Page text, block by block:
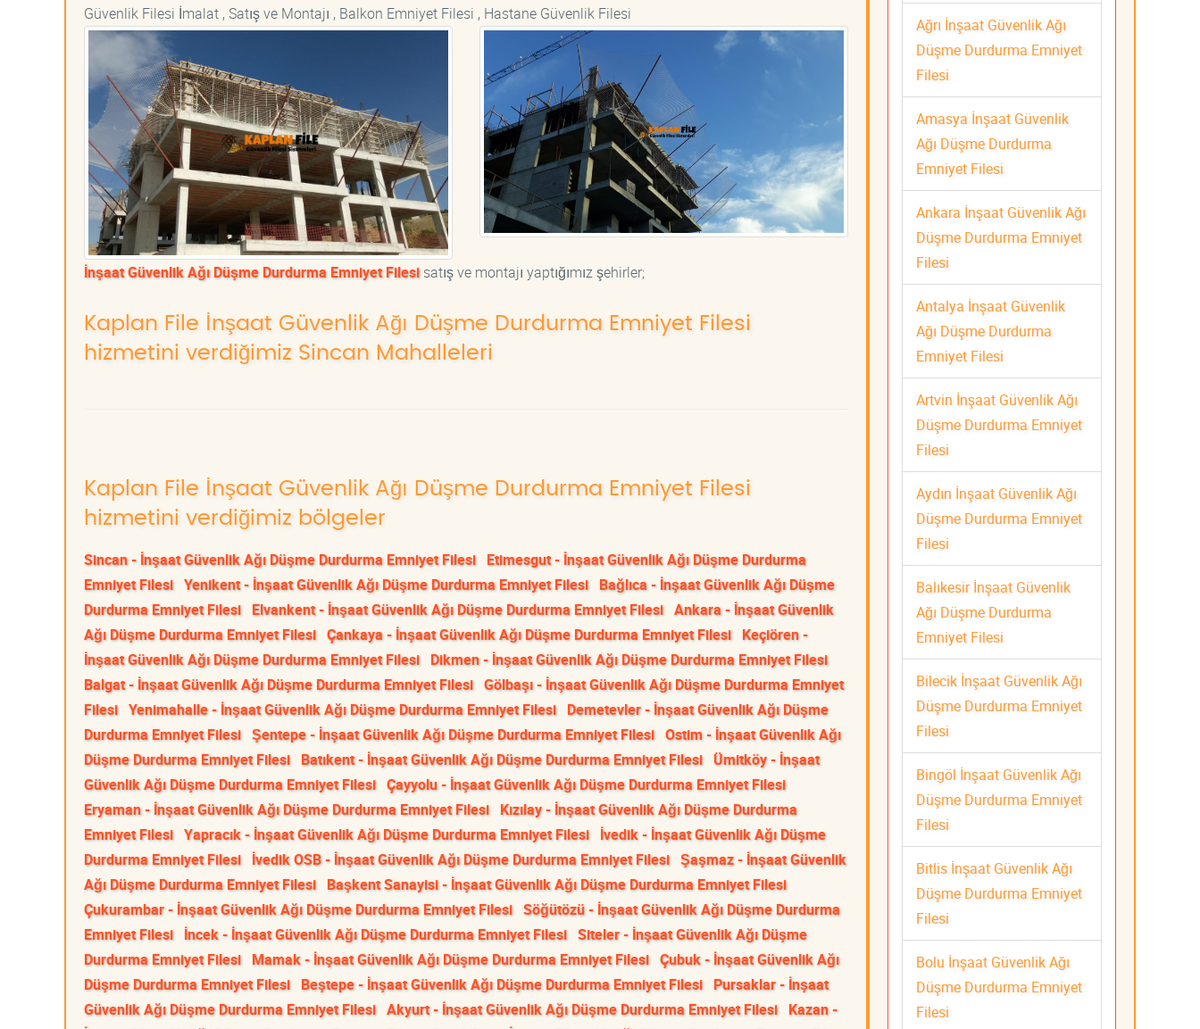
Güvenlik Filesi İmalat , Satış ve Montajı , Balkon Emniyet Filesi , Hastane Güvenlik Filesi
İnşaat Güvenlik Ağı Düşme Durdurma Emniyet Filesisatış ve montajı yaptığımız şehirler;
Kaplan File İnşaat Güvenlik Ağı Düşme Durdurma Emniyet Filesi
hizmetini verdiğimiz Sincan Mahalleleri
Kaplan File İnşaat Güvenlik Ağı Düşme Durdurma Emniyet Filesi
hizmetini verdiğimiz bölgeler
Sincan - İnşaat Güvenlik Ağı Düşme Durdurma Emniyet Filesi Etimesgut - İnşaat Güvenlik Ağı Düşme Durdurma
Emniyet Filesi Yenikent - İnşaat Güvenlik Ağı Düşme Durdurma Emniyet Filesi Bağlıca - İnşaat Güvenlik Ağı Düşme
Durdurma Emniyet Filesi Elvankent - İnşaat Güvenlik Ağı Düşme Durdurma Emniyet Filesi Ankara - İnşaat Güvenlik
Ağı Düşme Durdurma Emniyet Filesi Çankaya - İnşaat Güvenlik Ağı Düşme Durdurma Emniyet Filesi Keçiören -
İnşaat Güvenlik Ağı Düşme Durdurma Emniyet Filesi Dikmen - İnşaat Güvenlik Ağı Düşme Durdurma Emniyet Filesi
Balgat - İnşaat Güvenlik Ağı Düşme Durdurma Emniyet Filesi Gölbaşı - İnşaat Güvenlik Ağı Düşme Durdurma Emniyet
Filesi Yenimahalle - İnşaat Güvenlik Ağı Düşme Durdurma Emniyet Filesi Demetevler - İnşaat Güvenlik Ağı Düşme
Durdurma Emniyet Filesi Şentepe - İnşaat Güvenlik Ağı Düşme Durdurma Emniyet Filesi Ostim - İnşaat Güvenlik Ağı
Düşme Durdurma Emniyet Filesi Batıkent - İnşaat Güvenlik Ağı Düşme Durdurma Emniyet Filesi Ümitköy - İnşaat
Güvenlik Ağı Düşme Durdurma Emniyet Filesi Çayyolu - İnşaat Güvenlik Ağı Düşme Durdurma Emniyet Filesi
Eryaman - İnşaat Güvenlik Ağı Düşme Durdurma Emniyet Filesi Kızılay - İnşaat Güvenlik Ağı Düşme Durdurma
Emniyet Filesi Yapracık - İnşaat Güvenlik Ağı Düşme Durdurma Emniyet Filesi İvedik - İnşaat Güvenlik Ağı Düşme
Durdurma Emniyet Filesi İvedik OSB - İnşaat Güvenlik Ağı Düşme Durdurma Emniyet Filesi Şaşmaz - İnşaat Güvenlik
Ağı Düşme Durdurma Emniyet Filesi Başkent Sanayisi - İnşaat Güvenlik Ağı Düşme Durdurma Emniyet Filesi
Çukurambar - İnşaat Güvenlik Ağı Düşme Durdurma Emniyet Filesi Söğütözü - İnşaat Güvenlik Ağı Düşme Durdurma
Emniyet Filesi İncek - İnşaat Güvenlik Ağı Düşme Durdurma Emniyet Filesi Siteler - İnşaat Güvenlik Ağı Düşme
Durdurma Emniyet Filesi Mamak - İnşaat Güvenlik Ağı Düşme Durdurma Emniyet Filesi Çubuk - İnşaat Güvenlik Ağı
Düşme Durdurma Emniyet Filesi Beştepe - İnşaat Güvenlik Ağı Düşme Durdurma Emniyet Filesi Pursaklar - İnşaat
Güvenlik Ağı Düşme Durdurma Emniyet Filesi Akyurt - İnşaat Güvenlik Ağı Düşme Durdurma Emniyet Filesi Kazan -
Ağrı İnşaat Güvenlik Ağı
Düşme Durdurma Emniyet
Filesi
Amasya İnşaat Güvenlik
Ağı Düşme Durdurma
Emniyet Filesi
Ankara İnşaat Güvenlik Ağı
Düşme Durdurma Emniyet
Filesi
Antalya İnşaat Güvenlik
Ağı Düşme Durdurma
Emniyet Filesi
Artvin İnşaat Güvenlik Ağı
Düşme Durdurma Emniyet
Filesi
Aydın İnşaat Güvenlik Ağı
Düşme Durdurma Emniyet
Filesi
Balıkesir İnşaat Güvenlik
Ağı Düşme Durdurma
Emniyet Filesi
Bilecik İnşaat Güvenlik Ağı
Düşme Durdurma Emniyet
Filesi
Bingöl İnşaat Güvenlik Ağı
Düşme Durdurma Emniyet
Filesi
Bitlis İnşaat Güvenlik Ağı
Düşme Durdurma Emniyet
Filesi
Bolu İnşaat Güvenlik Ağı
Düşme Durdurma Emniyet
Filesi